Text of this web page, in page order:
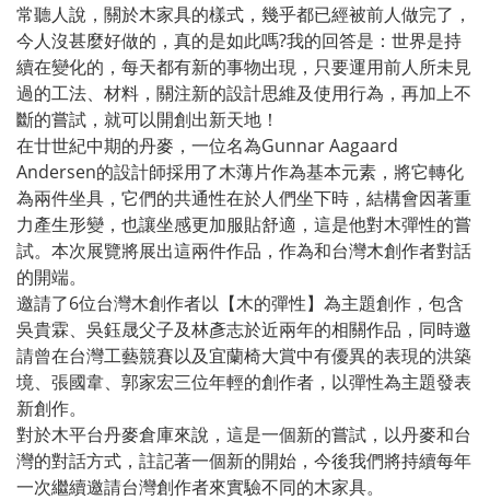
常聽人說，關於木家具的樣式，幾乎都已經被前人做完了，
今人沒甚麼好做的，真的是如此嗎?我的回答是：世界是持
續在變化的，每天都有新的事物出現，只要運用前人所未見
過的工法、材料，關注新的設計思維及使用行為，再加上不
斷的嘗試，就可以開創出新天地！
在廿世紀中期的丹麥，一位名為Gunnar Aagaard
Andersen的設計師採用了木薄片作為基本元素，將它轉化
為兩件坐具，它們的共通性在於人們坐下時，結構會因著重
力產生形變，也讓坐感更加服貼舒適，這是他對木彈性的嘗
試。本次展覽將展出這兩件作品，作為和台灣木創作者對話
的開端。
邀請了6位台灣木創作者以【木的彈性】為主題創作，包含
吳貴霖、吳鈺晟父子及林彥志於近兩年的相關作品，同時邀
請曾在台灣工藝競賽以及宜蘭椅大賞中有優異的表現的洪築
境、張國韋、郭家宏三位年輕的創作者，以彈性為主題發表
新創作。
對於木平台丹麥倉庫來說，這是一個新的嘗試，以丹麥和台
灣的對話方式，註記著一個新的開始，今後我們將持續每年
一次繼續邀請台灣創作者來實驗不同的木家具。